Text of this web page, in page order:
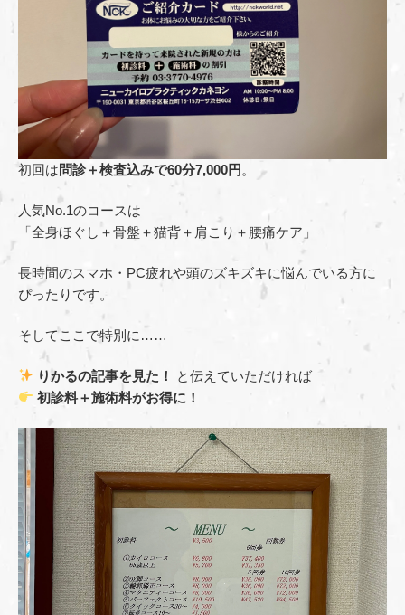
初回は問診＋検査込みで60分7,000円 。
人気No.1のコースは
「全身ほぐし＋骨盤＋猫背＋肩こり＋腰痛ケア」
長時間のスマホ・PC疲れや頭のズキズキに悩んでいる方に
ぴったりです。
そしてここで特別に……
りかるの記事を見た！
と伝えていただければ
初診料＋施術料がお得に！